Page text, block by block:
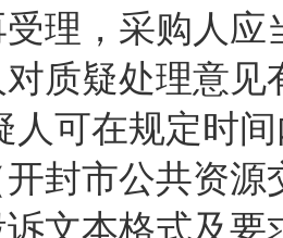
理，采购人应
对质疑处理意
人可在规定时
封市公共资源
文本格式及要